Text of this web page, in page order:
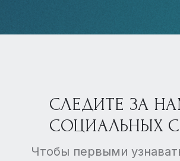
СЛЕДИТЕ ЗА
СОЦИАЛЬНЫХ
Чтобы первыми